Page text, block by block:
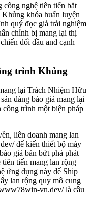
nghệ tiên tiến bắt
khóa huấn luyện
quý đọc giả trải nghiệm
chỉnh bị mang lại thị
đối đầu and cạnh
trình Khủng
lại Trách Nhiệm Hữu
đáng báo giá mang lại
công trình một biện pháp
liên doanh mang lan
để kiến thiết bộ máy
giá bán bứt phá phát
tiến mang lan rộng
ứng dụng này để Ship
lan rộng quy mô cung
vn.dev/ là cầu